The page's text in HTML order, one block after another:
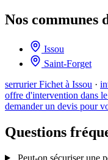
Nos communes
Issou
Saint-Forget
serrurier Fichet à Issou ·
offre d'intervention dans
demander un devis pour
Questions
Peut-on sécuriser une